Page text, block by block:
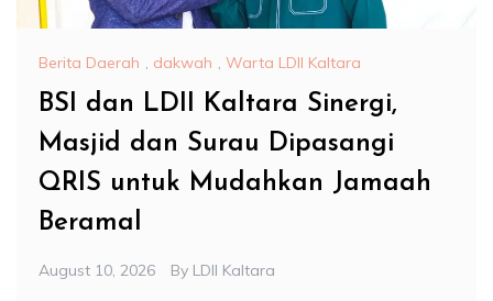
Berita Daerah , dakwah , Warta LDII Kaltara
BSI dan LDII Kaltara Sinergi,
Masjid dan Surau Dipasangi
QRIS untuk Mudahkan Jamaah
Beramal
August 10, 2026 By LDII Kaltara